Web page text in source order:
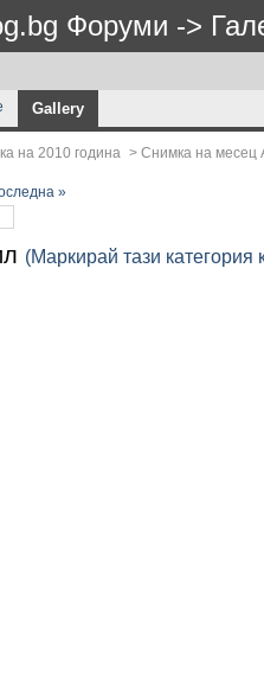
Форуми ->
Gallery
на 2010 година > Снимка на месец
»
(Маркирай тази категория